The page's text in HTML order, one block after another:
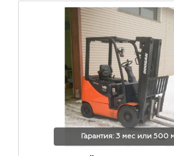
Гарантия: 3 мес или 500